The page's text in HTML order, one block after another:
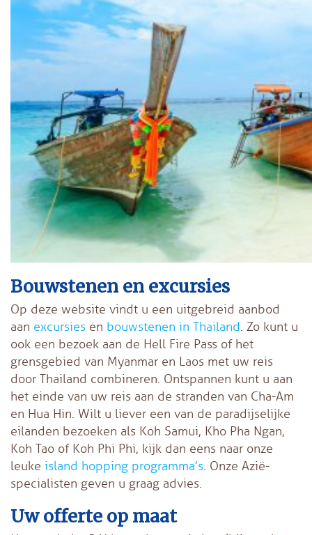
Bouwstenen en excursies
Op deze website vindt u een uitgebreid aanbod
aan excursies en bouwstenen in Thailand. Zo kunt u
ook een bezoek aan de Hell Fire Pass of het
grensgebied van Myanmar en Laos met uw reis
door Thailand combineren. Ontspannen kunt u aan
het einde van uw reis aan de stranden van Cha-Am
en Hua Hin. Wilt u liever een van de paradijselijke
eilanden bezoeken als Koh Samui, Kho Pha Ngan,
Koh Tao of Koh Phi Phi, kijk dan eens naar onze
leuke island hopping programma’s. Onze Azië-
specialisten geven u graag advies.
Uw offerte op maat